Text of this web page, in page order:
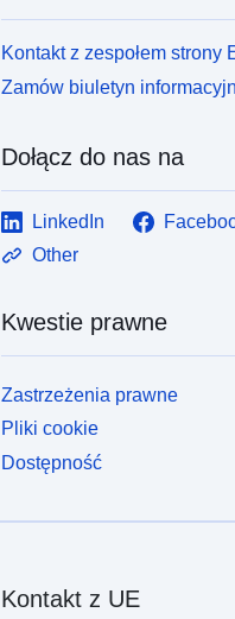
Kontakt z zespołem strony
Zamów biuletyn
Dołącz do nas na
LinkedIn
Other
Kwestie prawne
Zastrzeżenia prawne
Pliki cookie
Dostępność
Kontakt z UE